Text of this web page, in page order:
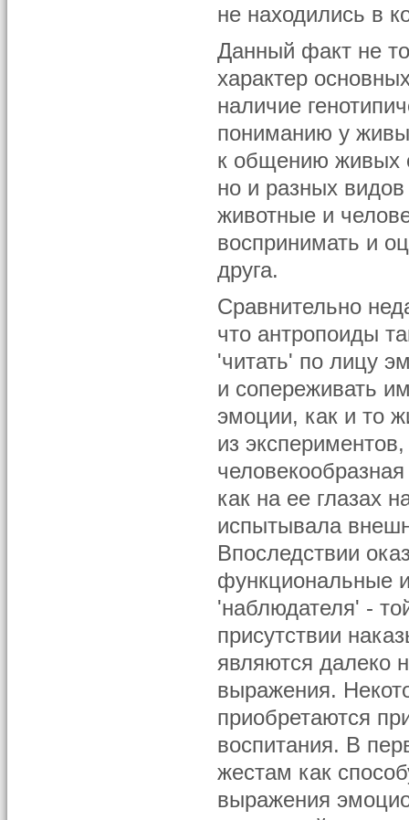
не находились в
Данный факт не
характер
наличие
пониманию у
к общению живых
но и разных
животные и
воспринимать и
друга.
Сравнительно
что антропоиды
'читать' по лицу
и сопереживать
эмоции, как и то
из
как на ее глазах
испытывала
Впоследствии
функциональные
'наблюдателя' -
присутствии
являются далеко
выражения.
приобретаются
воспитания. В
жестам как
выражения